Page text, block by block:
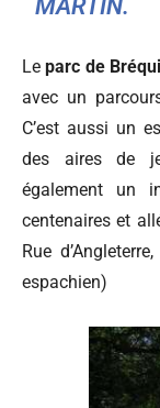
MARTIN.
Leparc de
avec un
C’est aussi un
des aires de
également un
centenaires et
Rue
espachien)